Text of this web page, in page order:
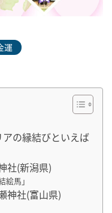
運
の縁結びといえば
社(新潟県)
絵馬」
神社(富山県)